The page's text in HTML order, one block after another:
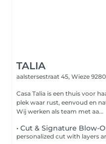
TALIA
aalstersestraat 45, Wieze 9280
Casa Talia is een thuis voor
plek waar rust, eenvoud en
Wij werken als team met aa...
• Cut & Signature Blow-